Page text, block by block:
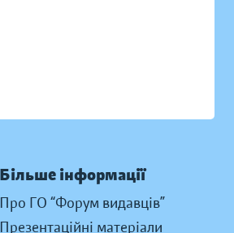
Більше інформації
Про ГО “Форум видавців”
Презентаційні матеріали